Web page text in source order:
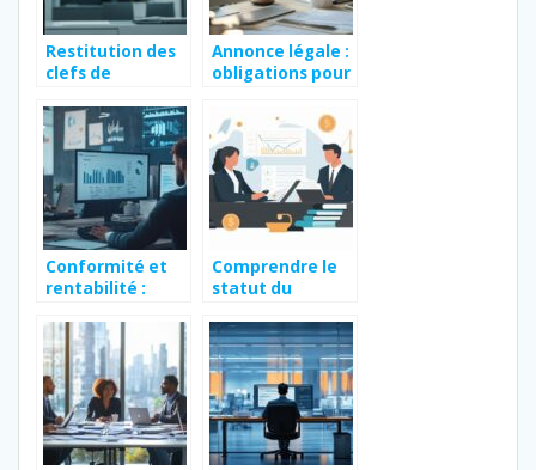
Restitution des
clefs de
Conseils
pratiques et
modele de lettre
pour eviter les
litiges
Annonce légale :
obligations pour
Conformité et
rentabilité :
Affilisting vous
guide vers des
programmes
d’affiliation
légalement sûrs
Comprendre le
statut du
l’entrepreneuria
t : droits et
obligations